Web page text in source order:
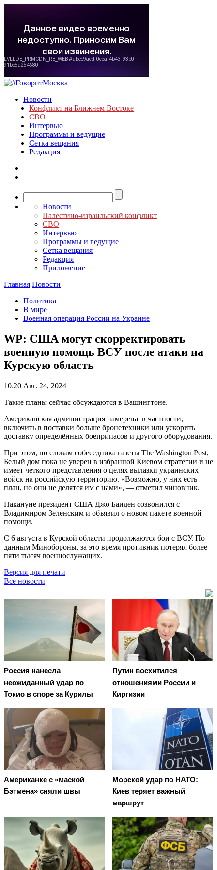
Новости
Конфликт на Ближнем Востоке
СВО
Интервью
Программы и ведущие
Сетка вещания
Редакция
Новости
Палестино-израильский конфликт
СВО
Интервью
Программы и ведущие
Сетка вещания
Редакция
Приложение
Главная Новости
Политика
В мире
Военная операция России на Украине
WP: США могут скорректировать
военную помощь ВСУ после атаки на
Курскую область
10:20 Авг. 24, 2024
Такие планы сейчас обсуждаются в Вашингтоне.
Американская администрация намерена, в частности,
включить в поставки больше бронетехники или ускорить
доставку определённых боеприпасов и другого оборудования.
При этом, по словам собеседника газеты The Washington Post,
Белый дом пока не уверен в избранной Киевом стратегии и не
имеет чёткого представления о целях вылазки украинских
войск на российскую территорию. «Возможно, у них есть
план, но они не делятся им с нами», — отметил чиновник.
Накануне президент США Джо Байден созвонился с
Владимиром Зеленским и объявил о новом пакете военной
помощи.
С 6 августа в Курской области продолжаются бои с ВСУ. По
данным Минобороны, за это время противник потерял более
пяти тысяч военнослужащих.
Версия для печати
Все новости
Россия нанесла
неожиданный удар по
Токио в споре за Курилы
Путин восхитился
отношениями России и
Киргизии
Американке с «маской
Бэтмена» сняли швы
Морской удар по НАТО:
Киев теряет важный
маршрут